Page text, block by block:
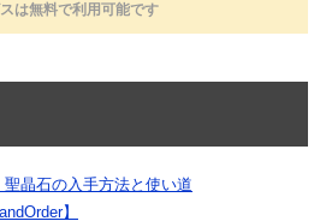
は無料で利用可能です
聖晶石の入手方法と使い道
】